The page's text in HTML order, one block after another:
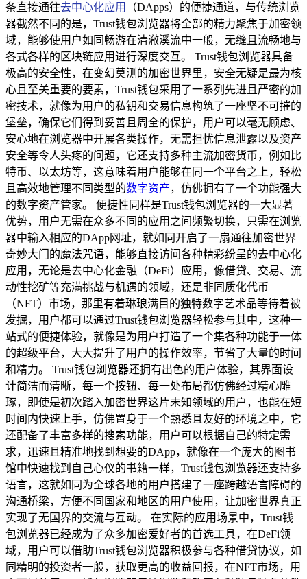
条直接通往去中心化应用
（DApps）的便捷通道，与传统浏览
器截然不同的是，Trust钱包浏览器将全部的精力聚焦于加密领
域，能够使用户如同畅游在清澈溪流中一般，无缝且流畅地与
各式各样的区块链应用进行深度交互。 Trust钱包浏览器具备
极高的安全性，在变幻莫测的加密世界里，安全无疑是最为核
心且至关重要的要素，Trust钱包采用了一系列先进且严密的加
密技术，就像为用户的私钥和交易信息构筑了一座坚不可摧的
堡垒，确保它们得到妥善且周全的保护，用户可以毫无顾虑、
安心地在浏览器中开展各类操作，无需担忧信息泄露以及资产
安全等令人头疼的问题，它还支持多种主流加密货币，例如比
特币、以太坊等，这意味着用户能够在同一个平台之上，轻松
且高效地管理不同类型的数字资产，仿佛拥有了一个功能强大
的数字资产管家。 便捷性同样是Trust钱包浏览器的一大显著
优势，用户无需在众多不同的应用之间频繁切换，只需在浏览
器中输入相应的DApp网址，就如同开启了一扇通往加密世界
奇妙大门的魔法咒语，能够直接访问各种精彩纷呈的去中心化
应用，无论是去中心化金融（DeFi）应用，像借贷、交易、流
动性挖矿等充满挑战与机遇的领域，还是非同质化代币
（NFT）市场，那里有着琳琅满目的独特数字艺术品等待着被
发掘，用户都可以通过Trust钱包浏览器轻松参与其中，这种一
站式的便捷体验，就像是为用户打造了一个集各种功能于一体
的超级平台，大大提升了用户的操作效率，节省了大量的时间
和精力。 Trust钱包浏览器还拥有出色的用户体验，其界面设
计简洁而清晰，每一个按钮、每一处布局都仿佛经过精心雕
琢，即使是初次踏入加密世界这片未知领域的用户，也能在短
时间内快速上手，仿佛置身于一个熟悉且友好的环境之中，它
还配备了丰富多样的搜索功能，用户可以根据自己的特定需
求，迅速且精准地找到想要的DApp，就像在一个庞大的图书
馆中快速找到自己心仪的书籍一样，Trust钱包浏览器还支持多
语言，这就如同为全球各地的用户搭建了一座跨越语言障碍的
沟通桥梁，方便不同国家和地区的用户使用，让加密世界真正
实现了无国界的交流与互动。 在实际的应用场景中，Trust钱
包浏览器已经成为了众多加密爱好者的首选工具，在DeFi领
域，用户可以借助Trust钱包浏览器积极参与各种借贷协议，如
同精明的投资者一般，获取更高的收益回报，在NFT市场，用